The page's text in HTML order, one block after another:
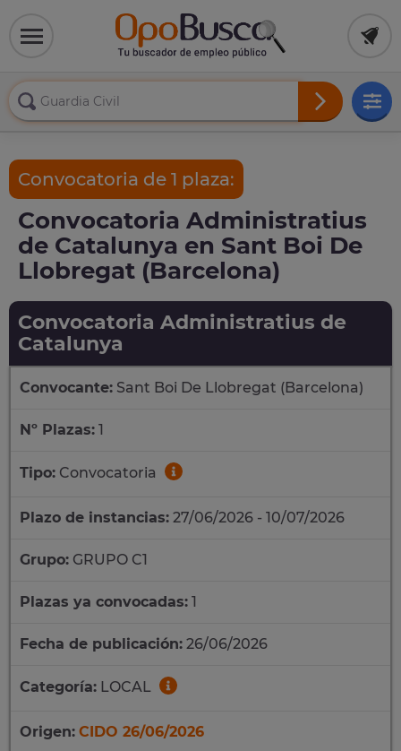
Convocatoria de 1 plaza:
Convocatoria Administratius
de Catalunya en Sant Boi De
Llobregat (Barcelona)
Convocatoria Administratius de
Catalunya
Convocante: Sant Boi De Llobregat (Barcelona)
Nº Plazas: 1
Tipo: Convocatoria
Plazo de instancias: 27/06/2026 - 10/07/2026
Grupo: GRUPO C1
Plazas ya convocadas: 1
Fecha de publicación: 26/06/2026
Categoría: LOCAL
Origen: CIDO 26/06/2026